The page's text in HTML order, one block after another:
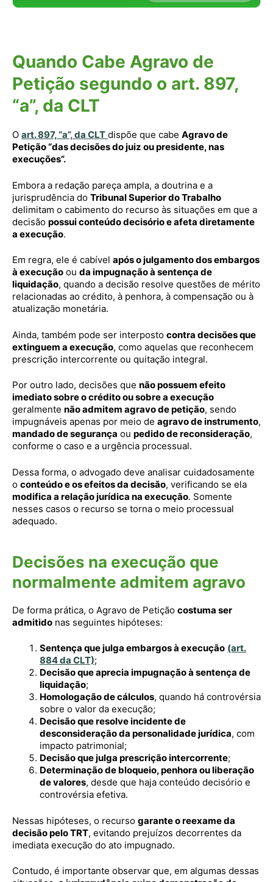
Quando Cabe Agravo de
Petição segundo o art. 897,
“a”, da CLT
O art. 897, “a”, da CLT dispõe que cabe Agravo de
Petição “das decisões do juiz ou presidente, nas
execuções”.
Embora a redação pareça ampla, a doutrina e a
jurisprudência do Tribunal Superior do Trabalho
delimitam o cabimento do recurso às situações em que a
decisão possui conteúdo decisório e afeta diretamente
a execução.
Em regra, ele é cabível após o julgamento dos embargos
à execução ou da impugnação à sentença de
liquidação, quando a decisão resolve questões de mérito
relacionadas ao crédito, à penhora, à compensação ou à
atualização monetária.
Ainda, também pode ser interposto contra decisões que
extinguem a execução, como aquelas que reconhecem
prescrição intercorrente ou quitação integral.
Por outro lado, decisões que não possuem efeito
imediato sobre o crédito ou sobre a execução
geralmente não admitem agravo de petição, sendo
impugnáveis apenas por meio de agravo de instrumento,
mandado de segurança ou pedido de reconsideração,
conforme o caso e a urgência processual.
Dessa forma, o advogado deve analisar cuidadosamente
o conteúdo e os efeitos da decisão, verificando se ela
modifica a relação jurídica na execução. Somente
nesses casos o recurso se torna o meio processual
adequado.
Decisões na execução que
normalmente admitem agravo
De forma prática, o Agravo de Petição costuma ser
admitido nas seguintes hipóteses:
Sentença que julga embargos à execução (art.
884 da CLT);
Decisão que aprecia impugnação à sentença de
liquidação;
Homologação de cálculos, quando há controvérsia
sobre o valor da execução;
Decisão que resolve incidente de
desconsideração da personalidade jurídica, com
impacto patrimonial;
Decisão que julga prescrição intercorrente;
Determinação de bloqueio, penhora ou liberação
de valores, desde que haja conteúdo decisório e
controvérsia efetiva.
Nessas hipóteses, o recurso garante o reexame da
decisão pelo TRT, evitando prejuízos decorrentes da
imediata execução do ato impugnado.
Contudo, é importante observar que, em algumas dessas